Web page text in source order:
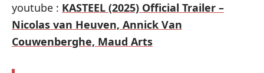
youtube : KASTEEL (2025) Official Trailer –
Nicolas van Heuven, Annick Van
Couwenberghe, Maud Arts